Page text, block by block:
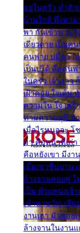
อยู่ในครัว ทำตัว
บ้านใกล้ พึ่งพาอ
พา กันเข้าพาขวั
เดียวดาย เป็นค
คนพ่าย บ่มีความ
เป็นบ่ได้ คือคนพ่
ในครัว เจ้าสาว
เฝ้าคอย ใจเต้น
ความใน ใจ เศ
ท่ามความสุขี ช่ว
เมื่อไรหนอจะ โ
มา คือหน้าที่เก่า
คือหยังเขา มีงา
เมื่อเขาชื่นบาน
ล้างจานคอยคู่ ไ
เป็น ตำแหน่งเจ้
เข้าพาขวัญ เสีย
งานเฮา มัวซอย
ล้างจานในงานแ